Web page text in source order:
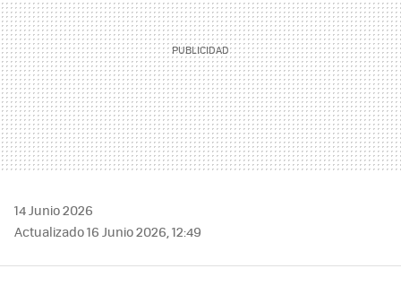
14 Junio 2026
Actualizado 16 Junio 2026, 12:49